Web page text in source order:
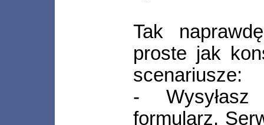
Tak
proste jak
scenariusze:
-
formularz.